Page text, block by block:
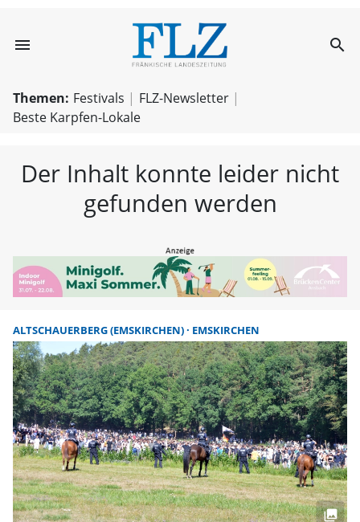
menu FLZ – search
Themen: Festivals
FLZ-Newsletter
Beste Karpfen-Lokale
Der Inhalt konnte leider nicht
gefunden werden
ALTSCHAUERBERG (EMSKIRCHEN) EMSKIRCHEN